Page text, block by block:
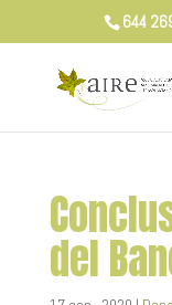
644
del